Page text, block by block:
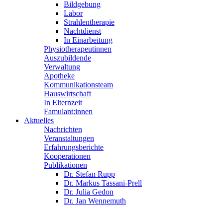
Bildgebung
Labor
Strahlentherapie
Nachtdienst
In Einarbeitung
Physiotherapeutinnen
Auszubildende
Verwaltung
Apotheke
Kommunikationsteam
Hauswirtschaft
In Elternzeit
Famulant:innen
Aktuelles
Nachrichten
Veranstaltungen
Erfahrungsberichte
Kooperationen
Publikationen
Dr. Stefan Rupp
Dr. Markus Tassani-Prell
Dr. Julia Gedon
Dr. Jan Wennemuth